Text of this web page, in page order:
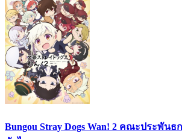
Bungou Stray Dogs Wan! 2 คณะประพันธ